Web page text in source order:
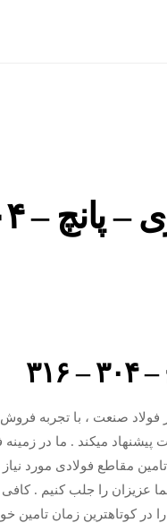
– ۳۰۴ – ۳۱۶
صنعت ، با تجربه فروش
پیشنهاد میکند . ما در
مقاطع فولادی مورد
عزیزان را جلب کنیم .
در کوتاهترین زمان تامین